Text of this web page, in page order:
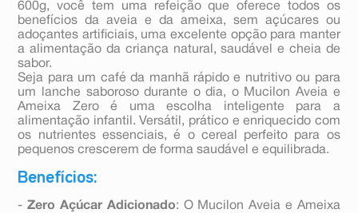
600g, você tem uma refeição que oferece todos os
benefícios da aveia e da ameixa, sem açúcares ou
adoçantes artificiais, uma excelente opção para manter
a alimentação da criança natural, saudável e cheia de
sabor.
Seja para um café da manhã rápido e nutritivo ou para
um lanche saboroso durante o dia, o Mucilon Aveia e
Ameixa Zero é uma escolha inteligente para a
alimentação infantil. Versátil, prático e enriquecido com
os nutrientes essenciais, é o cereal perfeito para os
pequenos crescerem de forma saudável e equilibrada.
Benefícios:
-Zero Açúcar Adicionado: O Mucilon Aveia e Ameixa